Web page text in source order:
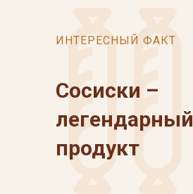
ИНТЕРЕСНЫЙ ФАКТ
Сосиски –
легендарный
продукт